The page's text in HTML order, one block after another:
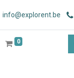
info@explorent.be
0